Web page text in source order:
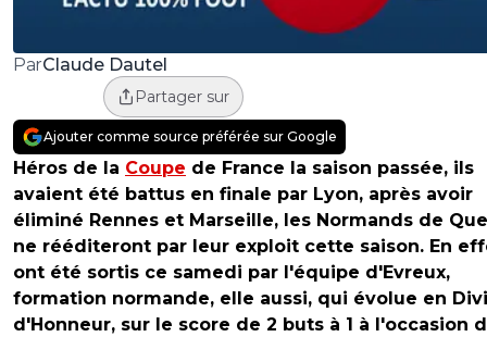
ParClaude Dautel
Partager sur
Ajouter comme source préférée sur Google
Héros de la Coupe de France la saison passée, ils
avaient été battus en finale par Lyon, après avoir
éliminé Rennes et Marseille, les Normands de
ne rééditeront par leur exploit cette saison. En
ont été sortis ce samedi par l'équipe d'Evreux,
formation normande, elle aussi, qui évolue en
d'Honneur, sur le score de 2 buts à 1 à l'occasion